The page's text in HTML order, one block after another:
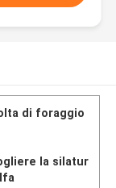
di foraggio
la silatur